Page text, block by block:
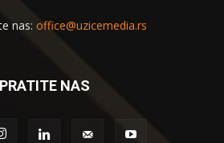
nas: office@uzicemedia.rs
PRATITE NAS